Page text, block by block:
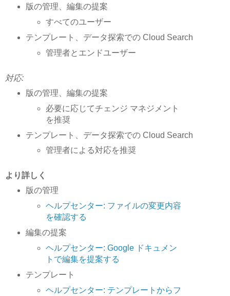
版の管理、編集の提案
すべてのユーザー
テンプレート、データ探索での Cloud Search
管理者とエンドユーザー
対応:
版の管理、編集の提案
必要に応じてチェンジ マネジメント
を推奨
テンプレート、データ探索での Cloud Search
管理者による対応を推奨
より詳しく
版の管理
ヘルプセンター: ファイルの変更内容
を確認する
編集の提案
ヘルプセンター: Google ドキュメン
トで編集を提案する
テンプレート
ヘルプセンター: テンプレートからフ